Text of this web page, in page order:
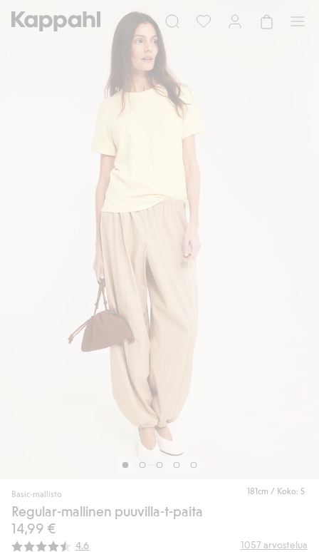
181cm / Koko: S
Basic-mallisto
Regular-mallinen puuvilla-t-paita
14,99 €
Keskimääräinen luokitus:
4.6 1057arvostelua